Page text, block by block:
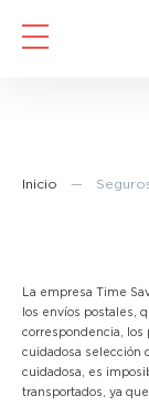
Inicio —
La empresa Time
los envíos postales,
correspondencia, los
cuidadosa selección
cuidadosa, es
transportados, ya